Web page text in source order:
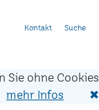
Sie ohne Cookies
mehr Infos ✖